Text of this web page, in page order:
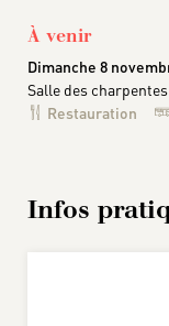
À venir
Dimanche 8
Salle des charpentes
Restauration
Infos